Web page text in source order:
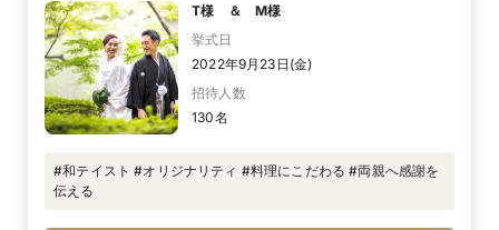
T様 ＆ M様
挙式日
2022年9月23日(金)
招待人数
130名
#和テイスト #オリジナリティ #料理にこだわる #両親へ感謝を
伝える